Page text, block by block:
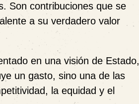
Son contribuciones que se
a su verdadero valor
en una visión de Estado,
un gasto, sino una de las
la equidad y el